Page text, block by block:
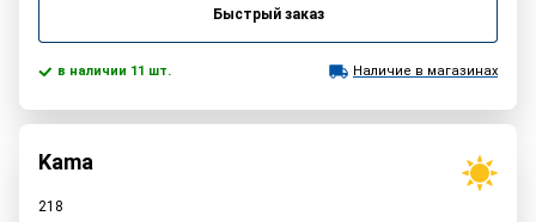
Быстрый заказ
в наличии 11 шт. Наличие в магазинах
Kama
218